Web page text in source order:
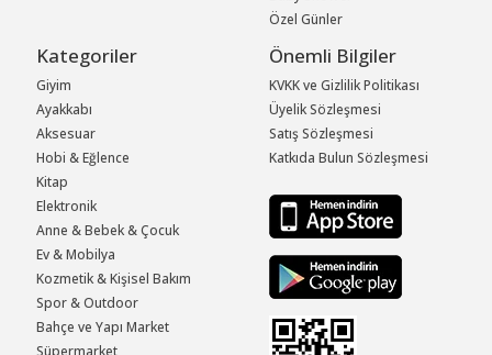
Özel Günler
Kategoriler
Giyim
Ayakkabı
Aksesuar
Hobi & Eğlence
Kitap
Elektronik
Anne & Bebek & Çocuk
Ev & Mobilya
Kozmetik & Kişisel Bakım
Spor & Outdoor
Bahçe ve Yapı Market
Süpermarket
Önemli Bilgiler
KVKK ve Gizlilik Politikası
Üyelik Sözleşmesi
Satış Sözleşmesi
Katkıda Bulun Sözleşmesi